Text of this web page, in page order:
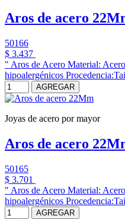
Aros de acero
50166
$ 3.437
" Aros de Acero Material:
hipoalergénicos
AGREGAR
Joyas de acero por mayor
Aros de acero
50165
$ 3.701
" Aros de Acero Material:
hipoalergénicos
AGREGAR